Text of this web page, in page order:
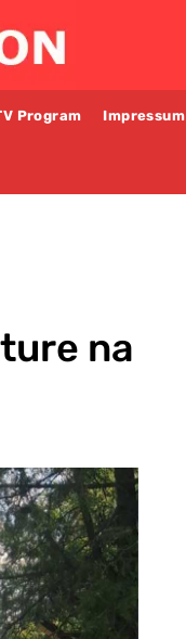
Program Impressum
na